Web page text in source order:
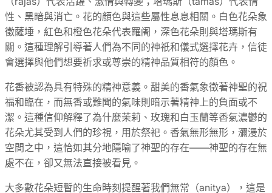
性、黑暗與消亡。花的顏色與這些屬性息息相關。白色花朵象
徵薩埵，紅色和橙色花朵代表羅阇，深色花朵則與塔瑪斯有
關。這種理解引導著人們為不同的神祇和儀式選擇花卉，信徒
會選擇與他們想要祈求或尊崇的精神品質相符的顏色。
花香被認為具有特殊的精神意義。甜美的香氣象徵著神聖的祝
福和臨在，而無香或難聞的氣味則暗示著精神上的負面或不
潔。這種信仰解釋了為什麼茉莉、玫瑰和白玉蘭等香氣濃鬱的
花朵尤其受到人們的珍視，用於祭祀。香氣無形無形，瀰漫於
空間之中，這恰如其分地隱喻了神聖的存在——神聖的存在無
處不在，卻又無法直接被看見。
大多數花朵短暫的生命時刻提醒著我們無常（anitya），這是